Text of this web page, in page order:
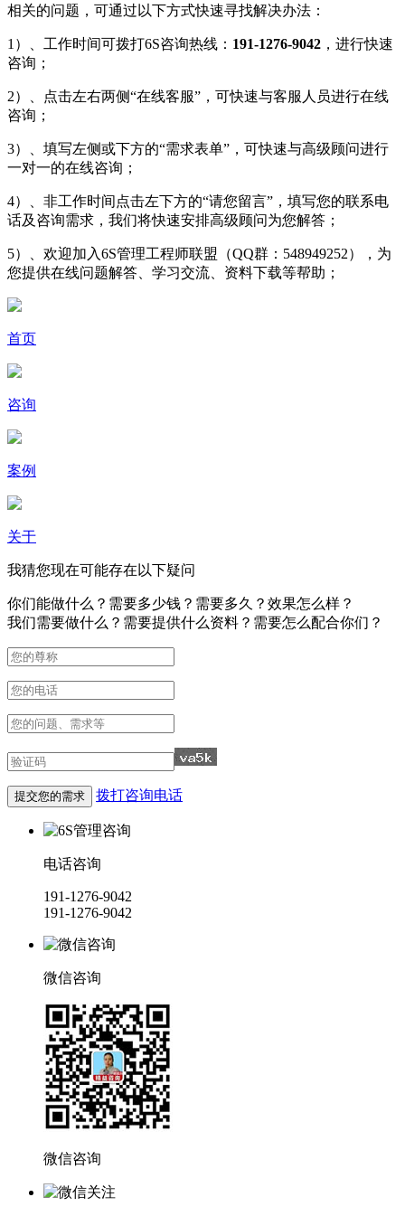
相关的问题，可通过以下方式快速寻找解决办法：
1）、工作时间可拨打6S咨询热线： 191-1276-9042 ，进行快速
咨询；
2）、点击左右两侧“在线客服”，可快速与客服人员进行在线
咨询；
3）、填写左侧或下方的“需求表单”，可快速与高级顾问进行
一对一的在线咨询；
4）、非工作时间点击左下方的“请您留言”，填写您的联系电
话及咨询需求，我们将快速安排高级顾问为您解答；
5）、欢迎加入6S管理工程师联盟（QQ群：548949252），为
您提供在线问题解答、学习交流、资料下载等帮助；
首页
咨询
案例
关于
我猜您现在可能存在以下疑问
你们能做什么？需要多少钱？需要多久？效果怎么样？
我们需要做什么？需要提供什么资料？需要怎么配合你们？
拨打咨询电话
电话咨询
191-1276-9042
191-1276-9042
微信咨询
微信咨询